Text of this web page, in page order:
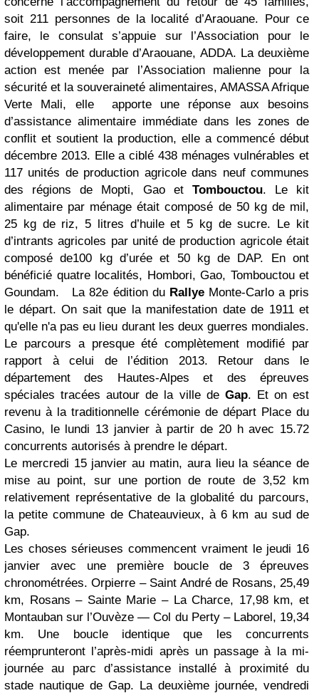
soit 211 personnes de la localité d’Araouane. Pour ce
faire, le consulat s’appuie sur l’Association pour le
développement durable d’Araouane, ADDA. La deuxième
action est menée par l’Association malienne pour la
sécurité et la souveraineté alimentaires, AMASSA Afrique
Verte Mali, elle apporte une réponse aux besoins
d’assistance alimentaire immédiate dans les zones de
conflit et soutient la production, elle a commencé début
décembre 2013. Elle a ciblé 438 ménages vulnérables et
117 unités de production agricole dans neuf communes
des régions de Mopti, Gao et Tombouctou. Le kit
alimentaire par ménage était composé de 50 kg de mil,
25 kg de riz, 5 litres d’huile et 5 kg de sucre. Le kit
d’intrants agricoles par unité de production agricole était
composé de100 kg d’urée et 50 kg de DAP. En ont
bénéficié quatre localités, Hombori, Gao, Tombouctou et
Goundam. La 82e édition du RallyeMonte-Carlo a pris
le départ. On sait que la manifestation date de 1911 et
qu'elle n'a pas eu lieu durant les deux guerres mondiales.
Le parcours a presque été complètement modifié par
rapport à celui de l’édition 2013. Retour dans le
département des Hautes-Alpes et des épreuves
spéciales tracées autour de la ville de Gap. Et on est
revenu à la traditionnelle cérémonie de départ Place du
Casino, le lundi 13 janvier à partir de 20 h avec 15.72
concurrents autorisés à prendre le départ.
Le mercredi 15 janvier au matin, aura lieu la séance de
mise au point, sur une portion de route de 3,52 km
relativement représentative de la globalité du parcours,
la petite commune de Chateauvieux, à 6 km au sud de
Gap.
Les choses sérieuses commencent vraiment le jeudi 16
janvier avec une première boucle de 3 épreuves
chronométrées. Orpierre – Saint André de Rosans, 25,49
km, Rosans – Sainte Marie – La Charce, 17,98 km, et
Montauban sur l’Ouvèze — Col du Perty – Laborel, 19,34
km. Une boucle identique que les concurrents
réemprunteront l’après-midi après un passage à la mi-
journée au parc d’assistance installé à proximité du
stade nautique de Gap. La deuxième journée, vendredi